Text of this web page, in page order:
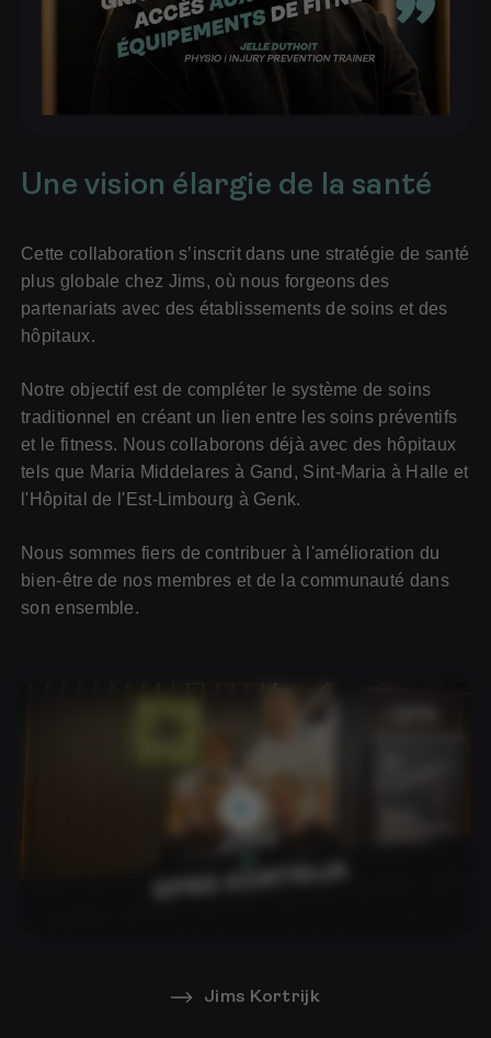
Une vision élargie de la santé
Cette collaboration s’inscrit dans une stratégie de santé
plus globale chez Jims, où nous forgeons des
partenariats avec des établissements de soins et des
hôpitaux.
Notre objectif est de compléter le système de soins
traditionnel en créant un lien entre les soins préventifs
et le fitness. Nous collaborons déjà avec des hôpitaux
tels que Maria Middelares à Gand, Sint-Maria à Halle et
l'Hôpital de l'Est-Limbourg à Genk.
Nous sommes fiers de contribuer à l'amélioration du
bien-être de nos membres et de la communauté dans
son ensemble.
affiché. Acceptez les cookies pour visionner la
Jims Kortrijk
pour les sportifs
Pour les (futurs) professionnels